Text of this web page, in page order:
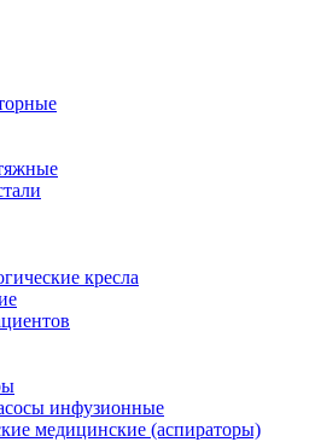
кресла
инфузионные
медицинские (аспираторы)